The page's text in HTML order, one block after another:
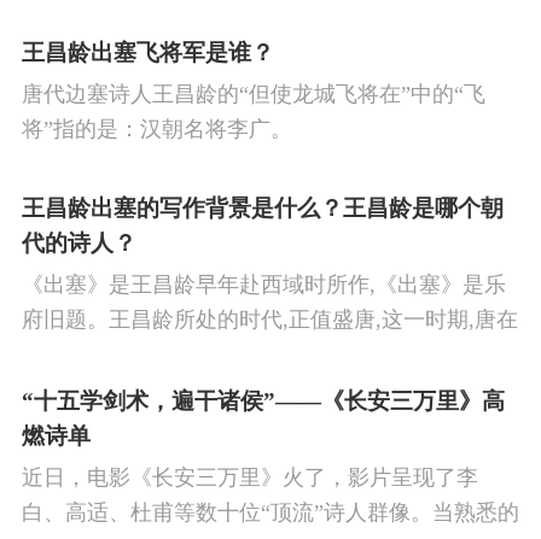
日平息边塞战争,使国家得到安宁,让人民过上安定生
王昌龄出塞飞将军是谁？
唐代边塞诗人王昌龄的“但使龙城飞将在”中的“飞
将”指的是：汉朝名将李广。
王昌龄出塞的写作背景是什么？王昌龄是哪个朝
代的诗人？
《出塞》是王昌龄早年赴西域时所作,《出塞》是乐
府旧题。王昌龄所处的时代,正值盛唐,这一时期,唐在
的作品中,多能体现一种慷慨激昂的向上精神,和克敌
制胜的强烈自信。 同时,频繁的边塞战争,也使人民不
平愿望。
“十五学剑术，遍干诸侯”——《长安三万里》高
燃诗单
近日，电影《长安三万里》火了，影片呈现了李
白、高适、杜甫等数十位“顶流”诗人群像。当熟悉的